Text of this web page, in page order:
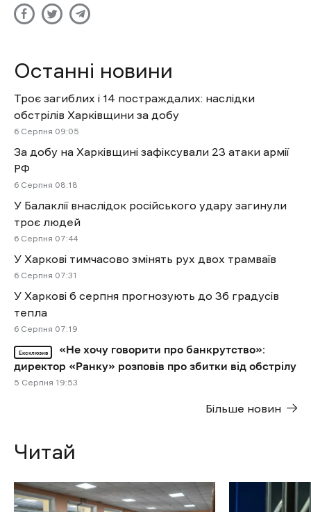
Останні новини
Троє загиблих і 14 постраждалих: наслідки
обстрілів Харківщини за добу
6 Cерпня 09:05
За добу на Харківщині зафіксували 23 атаки армії
РФ
6 Cерпня 08:18
У Балаклії внаслідок російського удару загинули
троє людей
6 Cерпня 07:44
У Харкові тимчасово змінять рух двох трамваїв
6 Cерпня 07:31
У Харкові 6 серпня прогнозують до 36 градусів
тепла
6 Cерпня 07:19
Ексклюзив
«Не хочу говорити про банкрутство»:
директор «Ранку» розповів про збитки від обстрілу
5 Cерпня 19:53
Більше новин
Читай